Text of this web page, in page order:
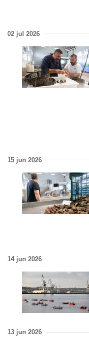
02 jul 2026
15 jun 2026
14 jun 2026
13 jun 2026